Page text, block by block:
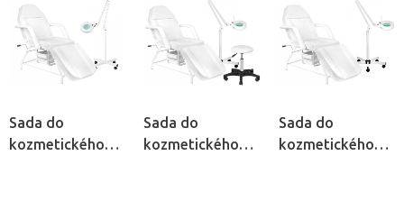
Sada do
kozmetického
Sada do
kozmetického
Sada do
kozmetického